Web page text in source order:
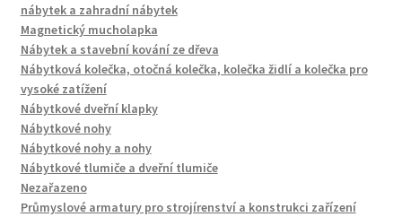
nábytek a zahradní nábytek
Magnetický mucholapka
Nábytek a stavební kování ze dřeva
Nábytková kolečka, otočná kolečka, kolečka židlí a kolečka pro
vysoké zatížení
Nábytkové dveřní klapky
Nábytkové nohy
Nábytkové nohy a nohy
Nábytkové tlumiče a dveřní tlumiče
Nezařazeno
Průmyslové armatury pro strojírenství a konstrukci zařízení